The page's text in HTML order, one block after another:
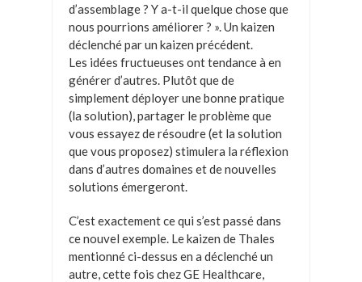
d’assemblage ? Y a-t-il quelque chose que
nous pourrions améliorer ? ». Un kaizen
déclenché par un kaizen précédent.
Les idées fructueuses ont tendance à en
générer d’autres. Plutôt que de
simplement déployer une bonne pratique
(la solution), partager le problème que
vous essayez de résoudre (et la solution
que vous proposez) stimulera la réflexion
dans d’autres domaines et de nouvelles
solutions émergeront.
C’est exactement ce qui s’est passé dans
ce nouvel exemple. Le kaizen de Thales
mentionné ci-dessus en a déclenché un
autre, cette fois chez GE Healthcare,